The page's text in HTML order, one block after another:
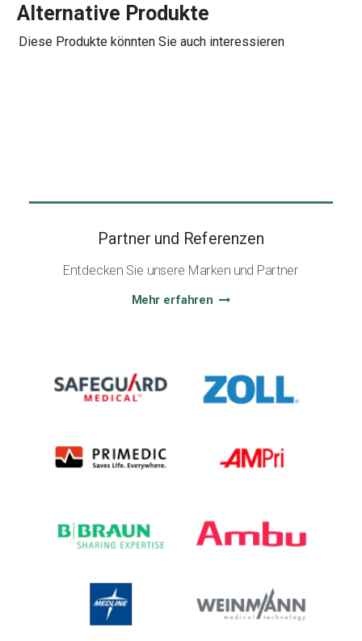
Alternative Produkte
Diese Produkte könnten Sie auch interessieren
Partner und Referenzen
Entdecken Sie unsere Marken und Partner
Mehr erfahren